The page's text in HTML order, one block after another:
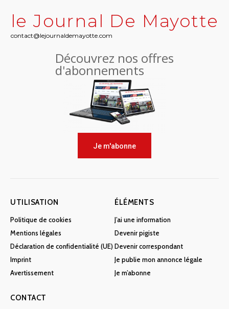
le Journal De Mayotte
contact@lejournaldemayotte.com
Découvrez nos offres
d'abonnements
Je m'abonne
UTILISATION
Politique de cookies
Mentions légales
Déclaration de confidentialité (UE)
Imprint
Avertissement
ÉLÉMENTS
J’ai une information
Devenir pigiste
Devenir correspondant
Je publie mon annonce légale
Je m’abonne
CONTACT